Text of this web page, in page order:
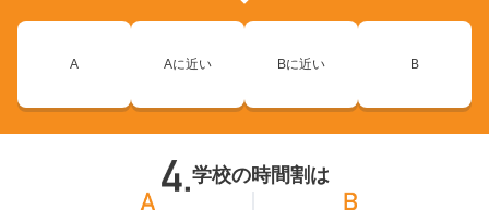
A Aに近い Bに近い B
学校の時間割は